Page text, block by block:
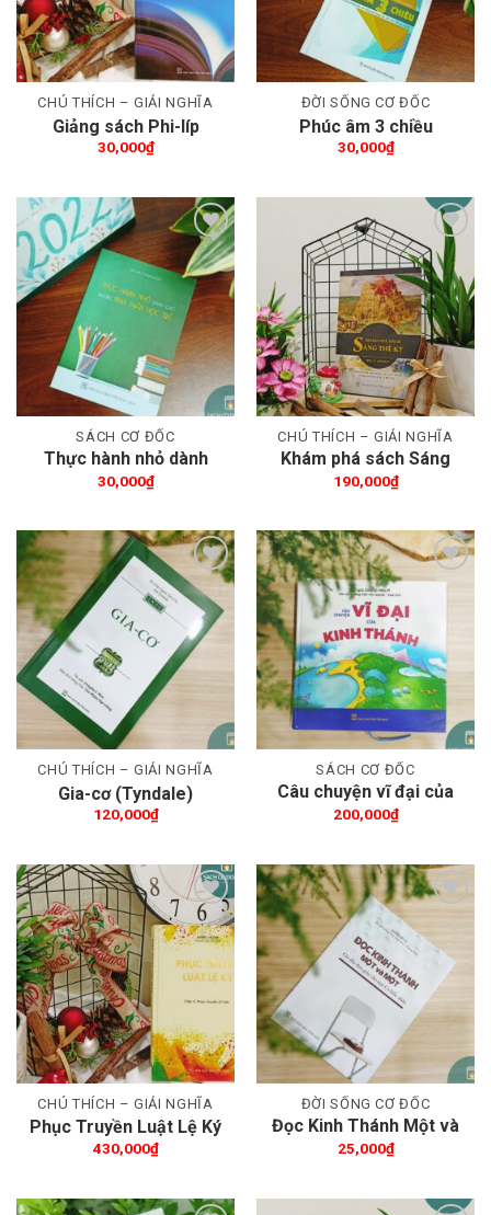
CHÚ THÍCH – GIẢI NGHĨA
Giảng sách Phi-líp
30,000₫
ĐỜI SỐNG CƠ ĐỐC
Phúc âm 3 chiều
30,000₫
Thêm wishlist
SÁCH CƠ ĐỐC
Thực hành nhỏ dành
cho những nhà thần học
30,000₫
Thêm wishlist
CHÚ THÍCH – GIẢI NGHĨA
Khám phá sách Sáng
Thế Ký
190,000₫
Thêm wishlist
CHÚ THÍCH – GIẢI NGHĨA
Gia-cơ (Tyndale)
120,000₫
Thêm wishlist
SÁCH CƠ ĐỐC
Câu chuyện vĩ đại của
Kinh Thánh
200,000₫
Thêm wishlist
CHÚ THÍCH – GIẢI NGHĨA
Phục Truyền Luật Lệ Ký
430,000₫
Thêm wishlist
ĐỜI SỐNG CƠ ĐỐC
Đọc Kinh Thánh Một và
Một
25,000₫